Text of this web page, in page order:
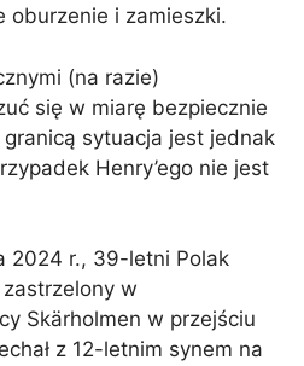
oburzenie i zamieszki.
(na razie)
się w miarę bezpiecznie
sytuacja jest jednak
Henry’ego nie jest
2024 r., 39-letni Polak
zastrzelony w
Skärholmen w przejściu
z 12-letnim synem na